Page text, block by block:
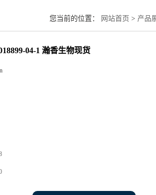
您当前的位置： 网站首页 > 产品
04-1 瀚香生物现货